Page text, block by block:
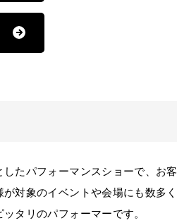
たパフォーマンスショーで、お客
対象のイベントや会場にも数多く
タリのパフォーマーです。